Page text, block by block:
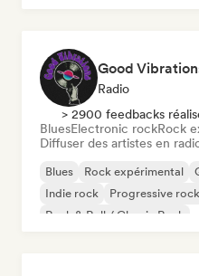
Good
Radio
> 2900 feedbacks
BluesElectronic rockRock
Diffuser des artistes en
Blues Rock expérimental
Indie rock
Progressive rock
Rock & Roll / Classic Rock